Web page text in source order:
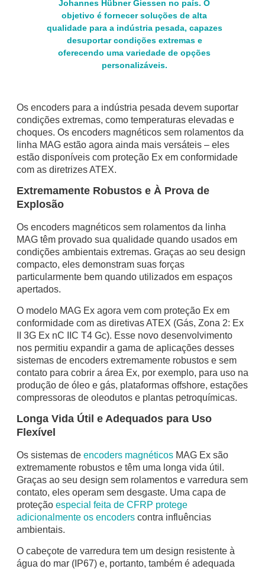
Os encoders para a indústria pesada devem suportar
condições extremas, como temperaturas elevadas e
choques. Os encoders magnéticos sem rolamentos da
linha MAG estão agora ainda mais versáteis – eles
estão disponíveis com proteção Ex em conformidade
com as diretrizes ATEX.
Extremamente Robustos e À Prova de
Explosão
Os encoders magnéticos sem rolamentos da linha
MAG têm provado sua qualidade quando usados em
condições ambientais extremas. Graças ao seu design
compacto, eles demonstram suas forças
particularmente bem quando utilizados em espaços
apertados.
O modelo MAG Ex agora vem com proteção Ex em
conformidade com as diretivas ATEX (Gás, Zona 2: Ex
II 3G Ex nC IIC T4 Gc). Esse novo desenvolvimento
nos permitiu expandir a gama de aplicações desses
sistemas de encoders extremamente robustos e sem
contato para cobrir a área Ex, por exemplo, para uso na
produção de óleo e gás, plataformas offshore, estações
compressoras de oleodutos e plantas petroquímicas.
Longa Vida Útil e Adequados para Uso
Flexível
Os sistemas de encoders magnéticos MAG Ex são
extremamente robustos e têm uma longa vida útil.
Graças ao seu design sem rolamentos e varredura sem
contato, eles operam sem desgaste. Uma capa de
proteção especial feita de CFRP protege
adicionalmente os encoders contra influências
ambientais.
O cabeçote de varredura tem um design resistente à
água do mar (IP67) e, portanto, também é adequada